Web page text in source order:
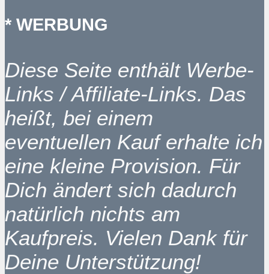
* WERBUNG
Diese Seite enthält Werbe-
Links / Affiliate-Links. Das
heißt, bei einem
eventuellen Kauf erhalte ich
eine kleine Provision. Für
Dich ändert sich dadurch
natürlich nichts am
Kaufpreis. Vielen Dank für
Deine Unterstützung!